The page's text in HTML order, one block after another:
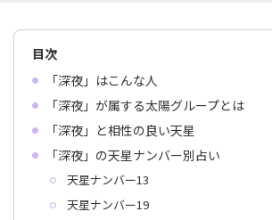
目次
「深夜」はこんな人
「深夜」が属する太陽グループとは
「深夜」と相性の良い天星
「深夜」の天星ナンバー別占い
天星ナンバー13
天星ナンバー19